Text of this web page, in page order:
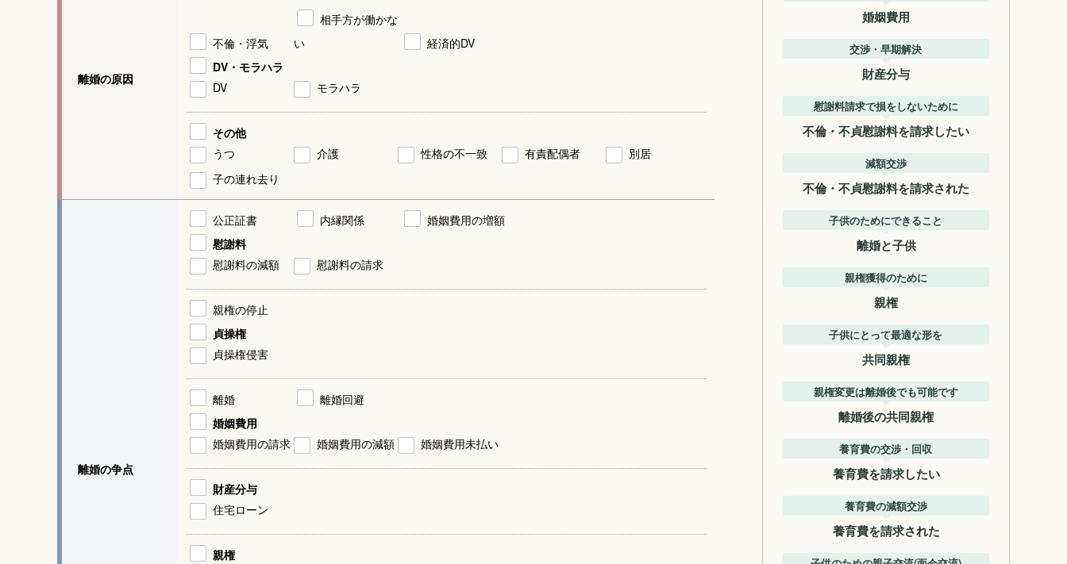
離婚の原因
不倫・浮気
相手方が働かな
い
経済的DV
DV・モラハラ
DV
モラハラ
その他
うつ
介護 性格の不一致 有責配偶者
別居
子の連れ去り
離婚の争点
公正証書 内縁関係
婚姻費用の増額
慰謝料
慰謝料の減額
慰謝料の請求
親権の停止
貞操権
貞操権侵害
離婚
離婚回避
婚姻費用
婚姻費用の請求
婚姻費用の減額 婚姻費用未払い
財産分与
住宅ローン
親権
婚姻費用
交渉・早期解決
財産分与
慰謝料請求で損をしないために
不倫・不貞慰謝料を請求したい
減額交渉
不倫・不貞慰謝料を請求された
子供のためにできること
離婚と子供
親権獲得のために
親権
子供にとって最適な形を
共同親権
親権変更は離婚後でも可能です
離婚後の共同親権
養育費の交渉・回収
養育費を請求したい
養育費の減額交渉
養育費を請求された